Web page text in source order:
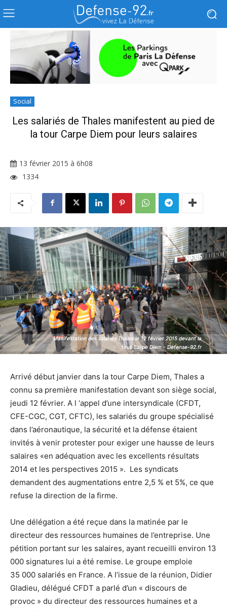
Social
Les salariés de Thales manifestent au pied de
la tour Carpe Diem pour leurs salaires
13 février 2015 à 6h08
1334
Manifestation des salariés Thales le 12 février 2015 devant la
tour Carpe Diem - Defense-92.fr
Manifestation des salariés Thales le 12 février 2015 devant la
tour Carpe Diem - Defense-92.fr
Arrivé début janvier dans la tour Carpe Diem, Thales a
connu sa première manifestation devant son siège social,
jeudi 12 février. A l ‘appel d’une intersyndicale (CFDT,
CFE-CGC, CGT, CFTC), les salariés du groupe spécialisé
dans l’aéronautique, la sécurité et la défense étaient
invités à venir protester pour exiger une hausse de leurs
salaires «en adéquation avec les excellents résultats
2014 et les perspectives 2015 ». Les syndicats
demandent des augmentations entre 2,5 % et 5%, ce que
refuse la direction de la firme.
Une délégation a été reçue dans la matinée par le
directeur des ressources humaines de l’entreprise. Une
pétition portant sur les salaires, ayant recueilli environ 13
000 signatures lui a été remise. Le groupe emploie
35 000 salariés en France. A l’issue de la réunion, Didier
Gladieu, délégué CFDT a parlé d’un « discours de
provoc » du directeur des ressources humaines et a